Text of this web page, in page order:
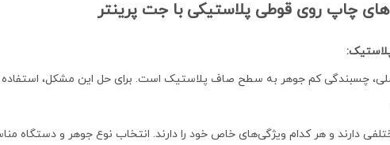
چاپ روی قوطی پلاستیکی با جت پرینتر
چسبندگی کم جوهر به سطح صاف پلاستیک است. برای حل این مشکل،
دارند و هر کدام ویژگی‌های خاص خود را دارند. انتخاب نوع جوهر و دستگاه